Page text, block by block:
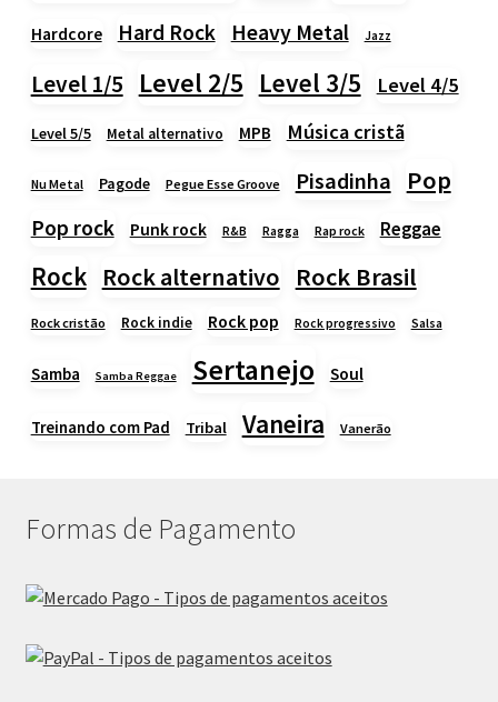
Hardcore Hard Rock Heavy Metal Jazz
Level 1/5 Level 2/5 Level 3/5 Level 4/5
Level 5/5 Metal alternativo MPB Música cristã
Nu Metal Pagode Pegue Esse Groove Pisadinha Pop
Pop rock Punk rock R&B Ragga Rap rock Reggae
Rock Rock alternativo Rock Brasil
Rock cristão Rock indie Rock pop Rock progressivo Salsa
Samba Samba Reggae Sertanejo Soul
Treinando com Pad Tribal Vaneira Vanerão
Formas de Pagamento